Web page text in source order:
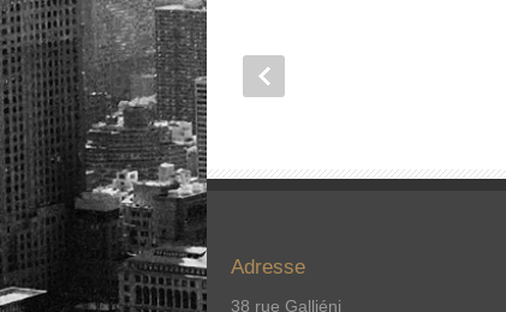
Adresse
38 rue Galliéni